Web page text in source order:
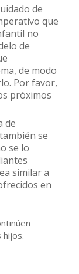
de
que
no
de
de modo
Por favor,
próximos
de
se
se lo
similar a
en